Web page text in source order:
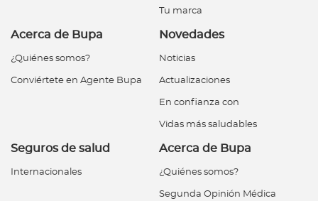
Tu marca
Acerca de Bupa
¿Quiénes somos?
Conviértete en Agente Bupa
Novedades
Noticias
Actualizaciones
En confianza con
Vidas más saludables
Seguros de salud
Internacionales
Acerca de Bupa
¿Quiénes somos?
Segunda Opinión Médica